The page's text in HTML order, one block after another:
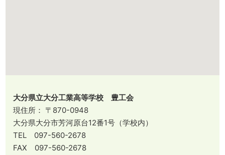
大分県立大分工業高等学校 豊工会
現住所： 〒870-0948
大分県大分市芳河原台12番1号（学校内）
TEL 097-560-2678
FAX 097-560-2678